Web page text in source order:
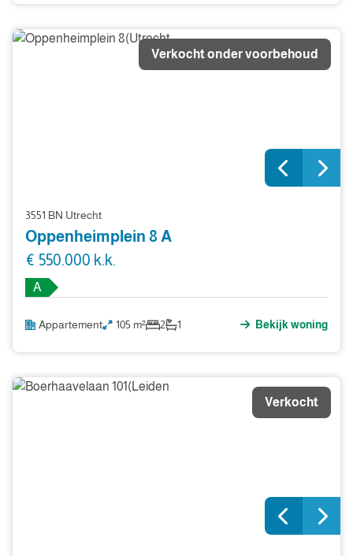
Verkocht onder voorbehoud
3551 BN Utrecht
Oppenheimplein 8 A
€ 550.000 k.k.
A
Appartement 105 m² 2 1 Bekijk woning
Verkocht